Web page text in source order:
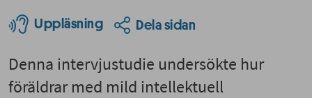
Uppläsning Dela sidan
Denna intervjustudie undersökte hur
föräldrar med mild intellektuell